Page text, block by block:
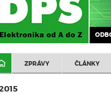
ZPRÁVY ČLÁNKY